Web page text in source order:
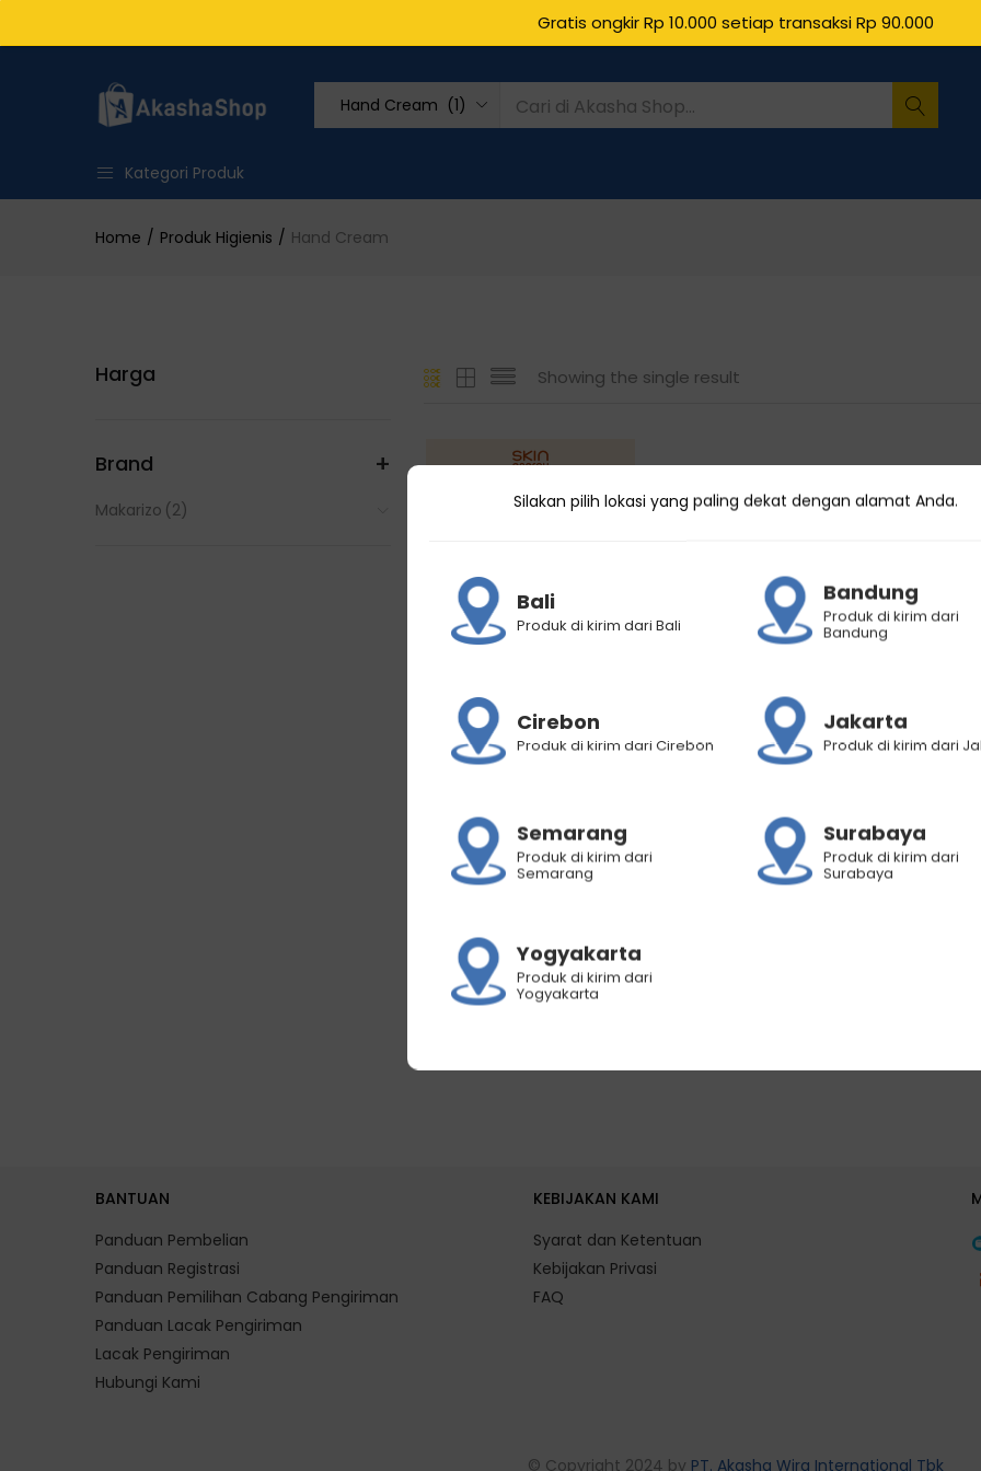
Hand Cream (1)
Kategori Produk
Home Produk Higienis Hand Cream
Showing the single result
Cream Macadamia 4in1
30mL
19.800 Rp19.200
Harga
Brand +
Makarizo (2)
BANTUAN
Panduan Pembelian
Panduan Registrasi
Panduan Pemilihan Cabang Pengiriman
Panduan Lacak Pengiriman
Lacak Pengiriman
Hubungi Kami
KEBIJAKAN KAMI
Syarat dan Ketentuan
Kebijakan Privasi
FAQ
© Copyright 2024 by PT. Akasha Wira International Tbk
Gratis ongkir Rp 10.000 setiap transaksi Rp 90.000
Silakan pilih lokasi yang paling dekat dengan alamat Anda.
Bali
Produk di kirim dari Bali
Bandung
Produk di kirim dari
Bandung
Cirebon
Produk di kirim dari Cirebon
Jakarta
Produk di kirim dari
Semarang
Produk di kirim dari
Semarang
Surabaya
Produk di kirim dari
Surabaya
Yogyakarta
Produk di kirim dari
Yogyakarta